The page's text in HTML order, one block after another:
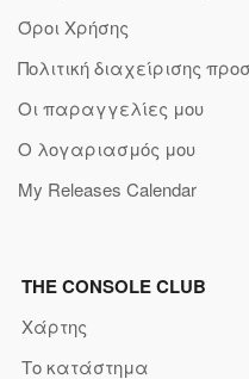
Όροι Χρήσης
Πολιτική διαχείρισης
Οι παραγγελίες μου
Ο λογαριασμός μου
My Releases Calendar
THE CONSOLE CLUB
Χάρτης
Το κατάστημα